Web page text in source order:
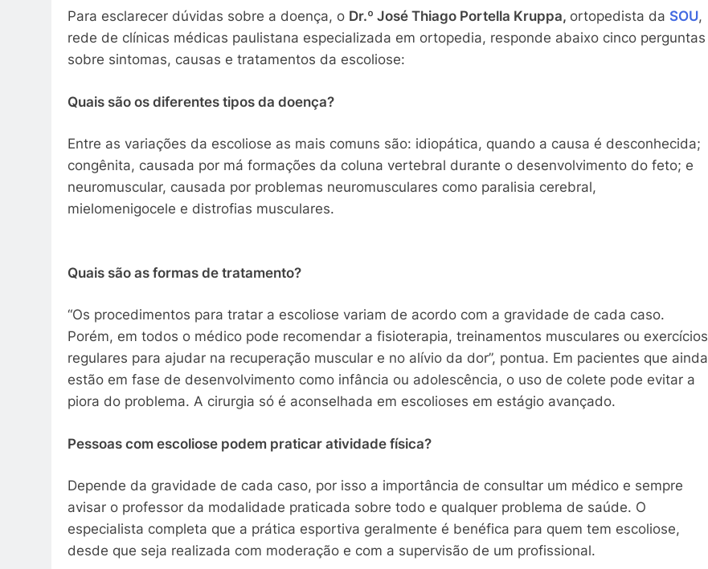
Para esclarecer dúvidas sobre a doença, o Dr.º José Thiago Portella Kruppa, ortopedista da SOU,
rede de clínicas médicas paulistana especializada em ortopedia, responde abaixo cinco perguntas
sobre sintomas, causas e tratamentos da escoliose:
Quais são os diferentes tipos da doença?
Entre as variações da escoliose as mais comuns são: idiopática, quando a causa é desconhecida;
congênita, causada por má formações da coluna vertebral durante o desenvolvimento do feto; e
neuromuscular, causada por problemas neuromusculares como paralisia cerebral,
mielomenigocele e distrofias musculares.
Quais são as formas de tratamento?
“Os procedimentos para tratar a escoliose variam de acordo com a gravidade de cada caso.
Porém, em todos o médico pode recomendar a fisioterapia, treinamentos musculares ou exercícios
regulares para ajudar na recuperação muscular e no alívio da dor”, pontua. Em pacientes que ainda
estão em fase de desenvolvimento como infância ou adolescência, o uso de colete pode evitar a
piora do problema. A cirurgia só é aconselhada em escolioses em estágio avançado.
Pessoas com escoliose podem praticar atividade física?
Depende da gravidade de cada caso, por isso a importância de consultar um médico e sempre
avisar o professor da modalidade praticada sobre todo e qualquer problema de saúde. O
especialista completa que a prática esportiva geralmente é benéfica para quem tem escoliose,
desde que seja realizada com moderação e com a supervisão de um profissional.